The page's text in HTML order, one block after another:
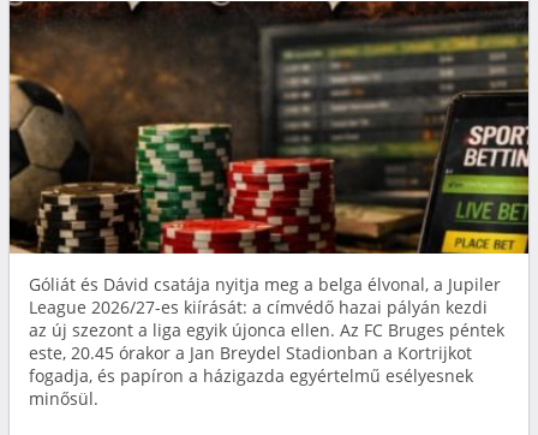
Góliát és Dávid csatája nyitja meg a belga élvonal, a Jupiler
League 2026/27-es kiírását: a címvédő hazai pályán kezdi
az új szezont a liga egyik újonca ellen. Az FC Bruges péntek
este, 20.45 órakor a Jan Breydel Stadionban a Kortrijkot
fogadja, és papíron a házigazda egyértelmű esélyesnek
minősül.